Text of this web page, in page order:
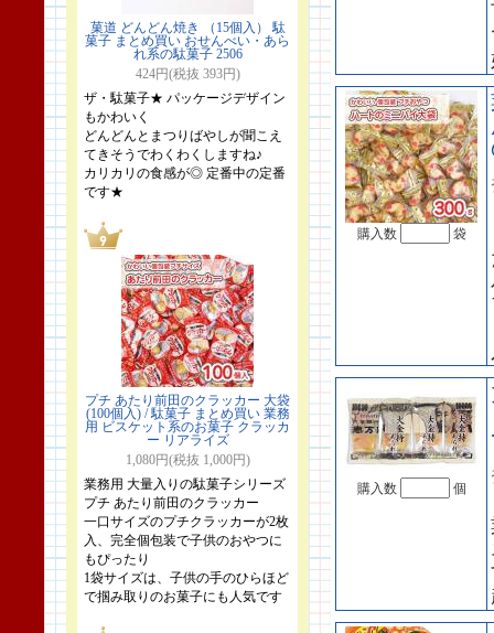
菓道 どんどん焼き （15個入） 駄
菓子 まとめ買い おせんべい・あら
れ系の駄菓子 2506
424円(税抜 393円)
ザ・駄菓子★ パッケージデザイン
もかわいく
どんどんとまつりばやしが聞こえ
てきそうでわくわくしますね♪
カリカリの食感が◎ 定番中の定番
です★
プチ あたり前田のクラッカー 大袋
(100個入) / 駄菓子 まとめ買い 業務
用 ビスケット系のお菓子 クラッカ
ー リアライズ
1,080円(税抜 1,000円)
業務用 大量入りの駄菓子シリーズ
プチ あたり前田のクラッカー
一口サイズのプチクラッカーが2枚
入、完全個包装で子供のおやつに
もぴったり
1袋サイズは、子供の手のひらほど
で掴み取りのお菓子にも人気です
購入数 袋
購入数 個